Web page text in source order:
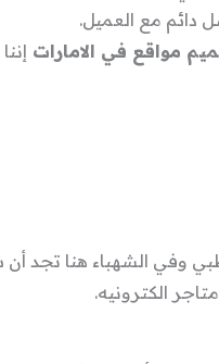
دائم مع العميل.
مواقع في الامارات
وفي الشهباء هنا تجد
الكترونيه.